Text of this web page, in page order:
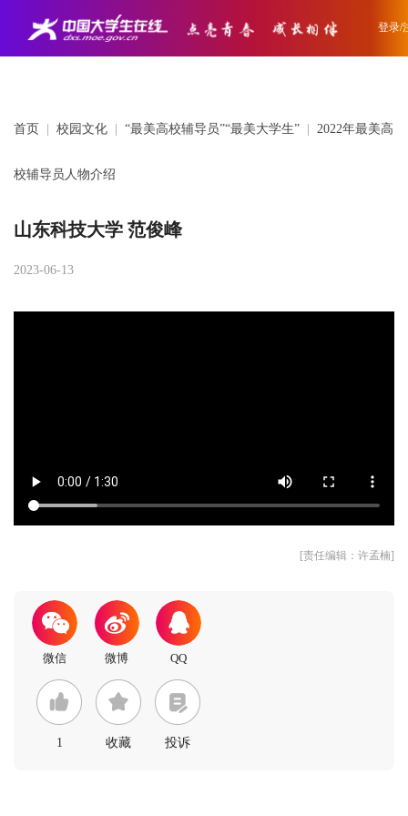
登录/
首页 校园文化 “最美高校辅导员”“最美大学生” 2022年最美高
校辅导员人物介绍
山东科技大学 范俊峰
2023-06-13
[责任编辑：许孟楠]
1 收藏 投诉